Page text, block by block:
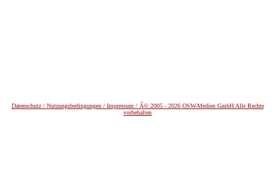
Datenschutz / Nutzungsbedingungen / Impressum / Â© 2005 - 2026 OSW-Medien GmbH Alle Rechte
vorbehalten